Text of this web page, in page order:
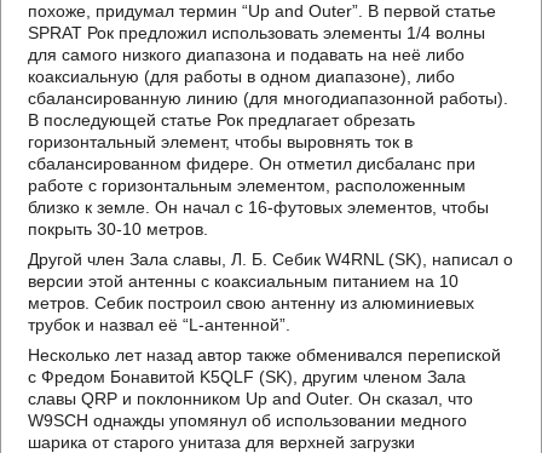
похоже, придумал термин “Up and Outer”. В первой статье
SPRAT Рок предложил использовать элементы 1/4 волны
для самого низкого диапазона и подавать на неё либо
коаксиальную (для работы в одном диапазоне), либо
сбалансированную линию (для многодиапазонной работы).
В последующей статье Рок предлагает обрезать
горизонтальный элемент, чтобы выровнять ток в
сбалансированном фидере. Он отметил дисбаланс при
работе с горизонтальным элементом, расположенным
близко к земле. Он начал с 16-футовых элементов, чтобы
покрыть 30-10 метров.
Другой член Зала славы, Л. Б. Себик W4RNL (SK), написал о
версии этой антенны с коаксиальным питанием на 10
метров. Себик построил свою антенну из алюминиевых
трубок и назвал её “L-антенной”.
Несколько лет назад автор также обменивался перепиской
с Фредом Бонавитой K5QLF (SK), другим членом Зала
славы QRP и поклонником Up and Outer. Он сказал, что
W9SCH однажды упомянул об использовании медного
шарика от старого унитаза для верхней загрузки